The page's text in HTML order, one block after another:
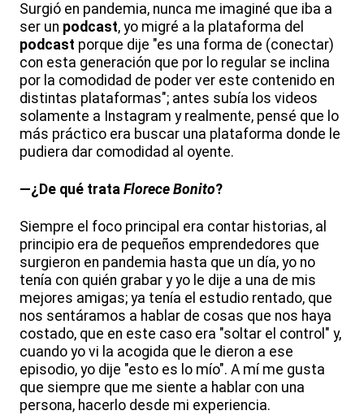
Surgió en pandemia, nunca me imaginé que iba a
ser un podcast, yo migré a la plataforma del
podcast porque dije "es una forma de (conectar)
con esta generación que por lo regular se inclina
por la comodidad de poder ver este contenido en
distintas plataformas"; antes subía los videos
solamente a Instagram y realmente, pensé que lo
más práctico era buscar una plataforma donde le
pudiera dar comodidad al oyente.
—¿De qué trata Florece Bonito?
Siempre el foco principal era contar historias, al
principio era de pequeños emprendedores que
surgieron en pandemia hasta que un día, yo no
tenía con quién grabar y yo le dije a una de mis
mejores amigas; ya tenía el estudio rentado, que
nos sentáramos a hablar de cosas que nos haya
costado, que en este caso era "soltar el control" y,
cuando yo vi la acogida que le dieron a ese
episodio, yo dije "esto es lo mío". A mí me gusta
que siempre que me siente a hablar con una
persona, hacerlo desde mi experiencia.